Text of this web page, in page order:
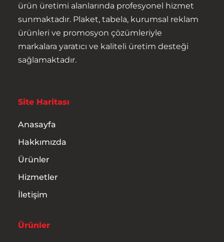
Reklam
Bayraklar
Kampanya ve İndirimli
ürün üretimi alanlarında profesyonel hizmet
sunmaktadır. Plaket, tabela, kurumsal reklam
ürünleri ve promosyon çözümleriyle
markalara yaratıcı ve kaliteli üretim desteği
sağlamaktadır.
Site Haritası
Anasayfa
Hakkımızda
Ürünler
Hizmetler
İletişim
Ürünler